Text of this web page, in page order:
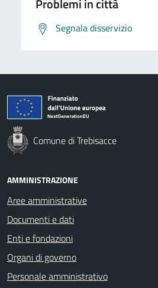
Problemi in città
Segnala disservizio
Comune di Trebisacce
AMMINISTRAZIONE
Aree amministrative
Documenti e dati
Enti e fondazioni
Organi di governo
Personale amministrativo